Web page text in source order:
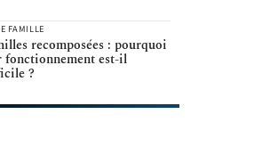
FAMILLE
recomposées : pourquoi
fonctionnement est-il
?